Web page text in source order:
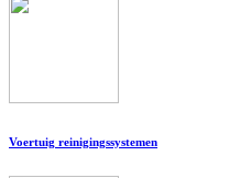
Voertuig reinigingssystemen